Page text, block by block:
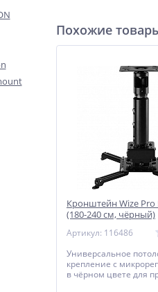
Похожие
Кронштейн Wize Pro
(180-240 см, чёрный)
Артикул: 116486
Универсальное
крепление с
в чёрном цвете для